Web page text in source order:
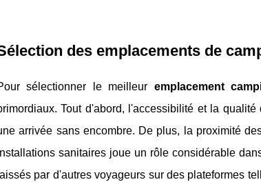
des emplacements de
sélectionner le meilleur emplacement
Tout d'abord, l'accessibilité et la
arrivée sans encombre. De plus, la proximité
sanitaires joue un rôle considérable
laissés par d'autres voyageurs sur des plateformes